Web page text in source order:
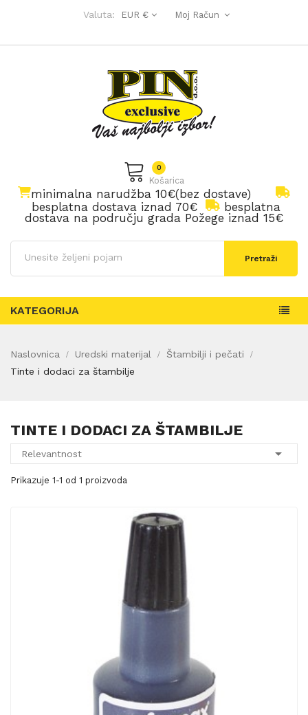
Valuta: EUR € Moj Račun
Košarica
0
minimalna narudžba 10€(bez dostave)
besplatna dostava iznad 70€
besplatna
dostava na području grada Požege iznad 15€
Pretraži
KATEGORIJA
Naslovnica Uredski materijal
Štambilji i pečati
Tinte i dodaci za štambilje
TINTE I DODACI ZA ŠTAMBILJE
Relevantnost 
Prikazuje 1-1 od 1 proizvoda